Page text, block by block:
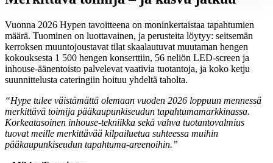
Vuonna 2026 Hypen tavoitteena on moninkertaistaa tapahtumien
määrä. Tuominen on luottavainen, ja perusteita löytyy: seitsemän
kerroksen muuntojoustavat tilat skaalautuvat muutaman hengen
kokouksesta 1 500 hengen konserttiin, 56 neliön LED-screen ja
inhouse-äänentoisto palvelevat vaativia tuotantoja, ja koko ketju
suunnittelusta cateringiin hoituu yhdeltä taholta.
“Hype tulee väistämättä olemaan vuoden 2026 loppuun mennessä
merkittävä toimija pääkaupunkiseudun tapahtumamarkkinassa.
Korkeatasoinen inhouse-tekniikka sekä vahva tuotantovalmius
tuovat meille merkittävää kilpailuetua suhteessa muihin
pääkaupunkiseudun tapahtuma-areenoihin.”